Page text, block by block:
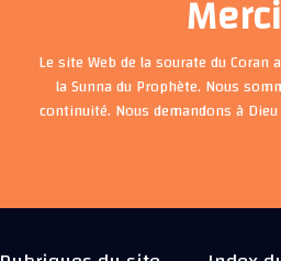
Le site Web de la sourate du
la Sunna du Prophète. Nous
continuité. Nous demandons à